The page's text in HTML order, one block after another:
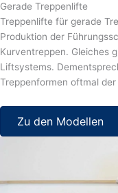
Gerade Treppenlifte
Treppenlifte für gerade
Produktion der
Kurventreppen. Gleiches
Liftsystems.
Treppenformen oftmal
Zu den Modellen